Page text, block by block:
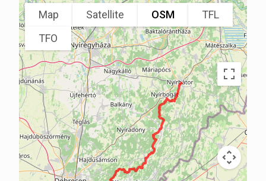
Map Satellite OSM
TFL
TFO